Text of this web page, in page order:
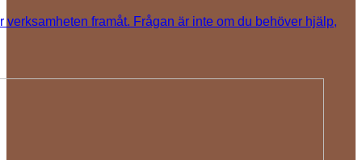
framåt. Frågan är inte om du behöver hjälp,